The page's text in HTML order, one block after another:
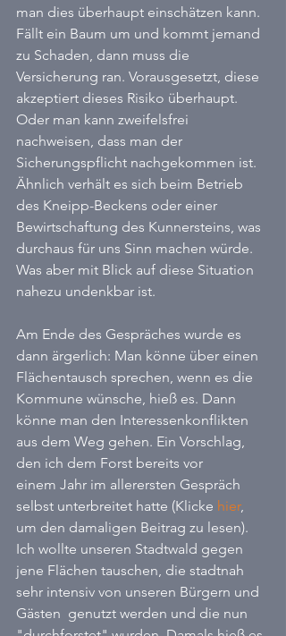
man dies überhaupt einschätzen kann.
Fällt ein Baum um und kommt jemand
zu Schaden, dann muss die
Versicherung ran. Vorausgesetzt, diese
akzeptiert dieses Risiko überhaupt.
Oder man kann zweifelsfrei
nachweisen, dass man der
Sicherungspflicht nachgekommen ist.
Ähnlich verhält es sich beim Betrieb
des Kneipp-Beckens oder einer
Bewirtschaftung des Kunnersteins, was
durchaus für uns Sinn machen würde.
Was aber mit Blick auf diese Situation
nahezu undenkbar ist.
Am Ende des Gespräches wurde es
dann ärgerlich: Man könne über einen
Flächentausch sprechen, wenn es die
Kommune wünsche, hieß es. Dann
könne man den Interessenkonflikten
aus dem Weg gehen. Ein Vorschlag,
den ich dem Forst bereits vor
einem Jahr im allerersten Gespräch
selbst unterbreitet hatte (Klicke hier,
um den damaligen Beitrag zu lesen).
Ich wollte unseren Stadtwald gegen
jene Flächen tauschen, die stadtnah
sehr intensiv von unseren Bürgern und
Gästen  genutzt werden und die nun